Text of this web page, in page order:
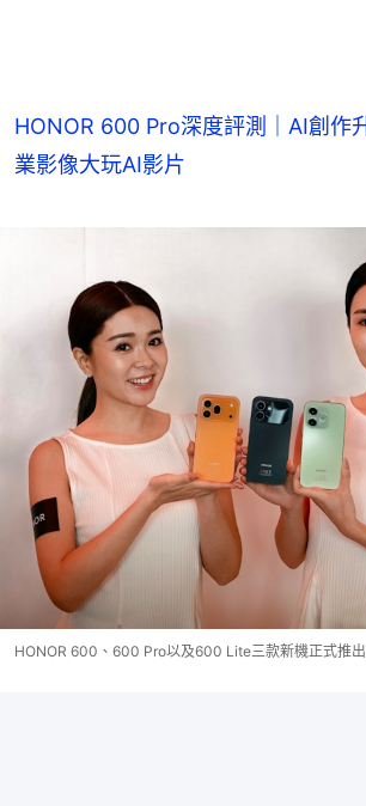
HONOR 600 Pro深度評測｜AI創作
業影像大玩AI影片
HONOR 600、600 Pro以及600 Lite三款新機正式推出